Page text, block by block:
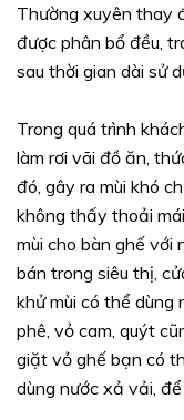
Thường xuyên thay
được phân bổ đều,
sau thời gian dài sử
Trong quá trình
làm rơi vãi đồ ăn,
đó, gây ra mùi khó
không thấy thoải
mùi cho bàn ghế với
bán trong siêu thị,
khử mùi có thể dùng
phê, vỏ cam, quýt
giặt vỏ ghế bạn có
dùng nước xả vải,